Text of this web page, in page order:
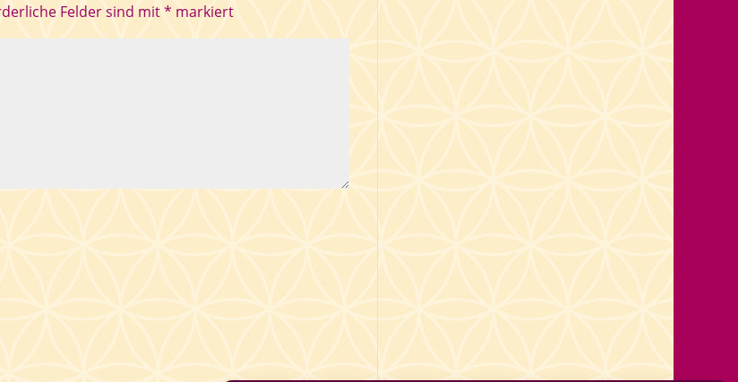
Felder sind mit* markiert